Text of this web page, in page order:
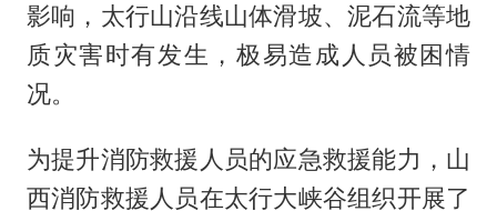
影响，太行山沿线山体滑坡、泥石流等地
质灾害时有发生，极易造成人员被困情
况。
为提升消防救援人员的应急救援能力，山
西消防救援人员在太行大峡谷组织开展了